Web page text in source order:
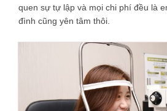
quen sự tự lập và mọi chi phí đều là
đình cũng yên tâm thôi.